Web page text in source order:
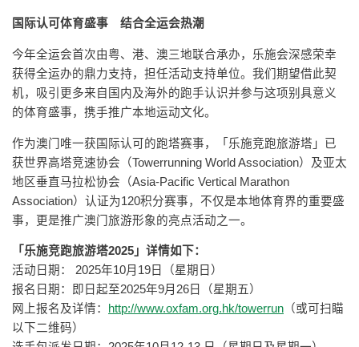
国际认可体育盛事 结合全运会热潮
今年全运会首次由粤、港、澳三地联合承办，乐施会深感荣幸
获得全运办的鼎力支持，担任活动支持单位。我们期望借此契
机，吸引更多来自国内及海外的跑手认识并参与这项别具意义
的体育盛事，携手推广本地运动文化。
作为澳门唯一获国际认可的跑塔赛事，「乐施竞跑旅游塔」已
获世界高塔竞速协会（Towerrunning World Association）及亚太
地区垂直马拉松协会（Asia-Pacific Vertical Marathon
Association）认证为120积分赛事，不仅是本地体育界的重要盛
事，更是推广澳门旅游形象的亮点活动之一。
「乐施竞跑旅游塔2025」详情如下：
活动日期： 2025年10月19日（星期日）
报名日期：即日起至2025年9月26日（星期五）
网上报名及详情：
http://www.oxfam.org.hk/towerrun （或可扫瞄
以下二维码）